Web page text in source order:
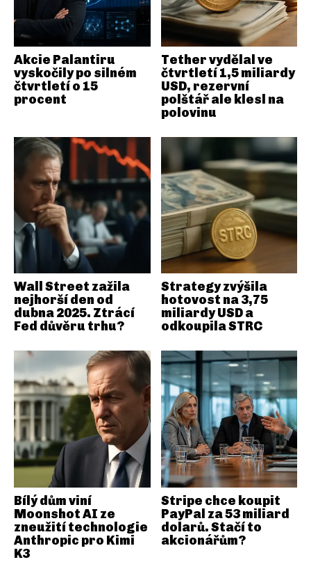
Akcie Palantiru
vyskočily po silném
čtvrtletí o 15
procent
Tether vydělal ve
čtvrtletí 1,5 miliardy
USD, rezervní
polštář ale klesl na
polovinu
Wall Street zažila
nejhorší den od
dubna 2025. Ztrácí
Fed důvěru trhu?
Strategy zvýšila
hotovost na 3,75
miliardy USD a
odkoupila STRC
Bílý dům viní
Moonshot AI ze
zneužití technologie
Anthropic pro Kimi
K3
Stripe chce koupit
PayPal za 53 miliard
dolarů. Stačí to
akcionářům?